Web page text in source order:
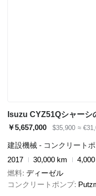
Isuzu CYZ51Qシャー
￥5,657,000
$35,900 ≈
建設機械 - コンクリート
2017
30,000 km
燃料 ディーゼル
コンクリートポンプ